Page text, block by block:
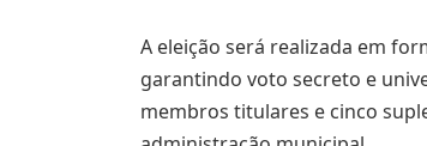
A eleição será realizada em
garantindo voto secreto e
membros titulares e cinco